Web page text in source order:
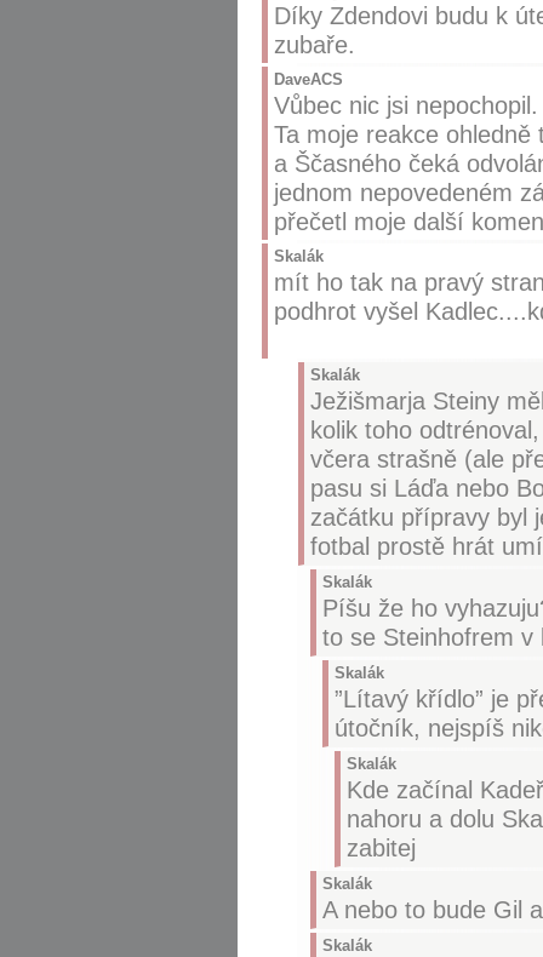
Díky Zdendovi budu k
zubaře.
DaveACS
Vůbec nic jsi
Ta moje reakce
a Ščasného čeká
jednom nepovedeném
přečetl moje další
Skalák
mít ho tak na pravý
podhrot vyšel
Skalák
Ježišmarja Steiny
kolik toho
včera strašně (ale
pasu si Láďa nebo
začátku přípravy byl
fotbal prostě hrát
Skalák
Píšu že ho
to se Steinhofrem
Skalák
”Lítavý křídlo” je
útočník, nejspíš
Skalák
Kde začínal
nahoru a dolu
zabitej
Skalák
A nebo to bude Gil
Skalák